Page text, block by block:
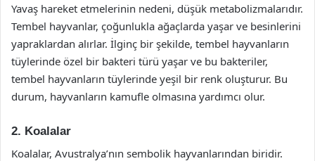
Yavaş hareket etmelerinin nedeni, düşük metabolizmalarıdır.
Tembel hayvanlar, çoğunlukla ağaçlarda yaşar ve besinlerini
yapraklardan alırlar. İlginç bir şekilde, tembel hayvanların
tüylerinde özel bir bakteri türü yaşar ve bu bakteriler,
tembel hayvanların tüylerinde yeşil bir renk oluşturur. Bu
durum, hayvanların kamufle olmasına yardımcı olur.
2. Koalalar
Koalalar, Avustralya’nın sembolik hayvanlarından biridir.